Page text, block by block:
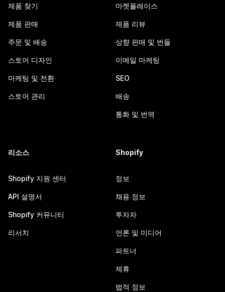
제품 찾기
제품 판매
주문 및 배송
스토어 디자인
마케팅 및 전환
스토어 관리
마켓플레이스
제품 리뷰
상향 판매 및 번들
이메일 마케팅
SEO
배송
통화 및 번역
리소스
Shopify 지원 센터
API 설명서
Shopify 커뮤니티
리서치
Shopify
정보
채용 정보
투자자
언론 및 미디어
파트너
제휴
법적 정보